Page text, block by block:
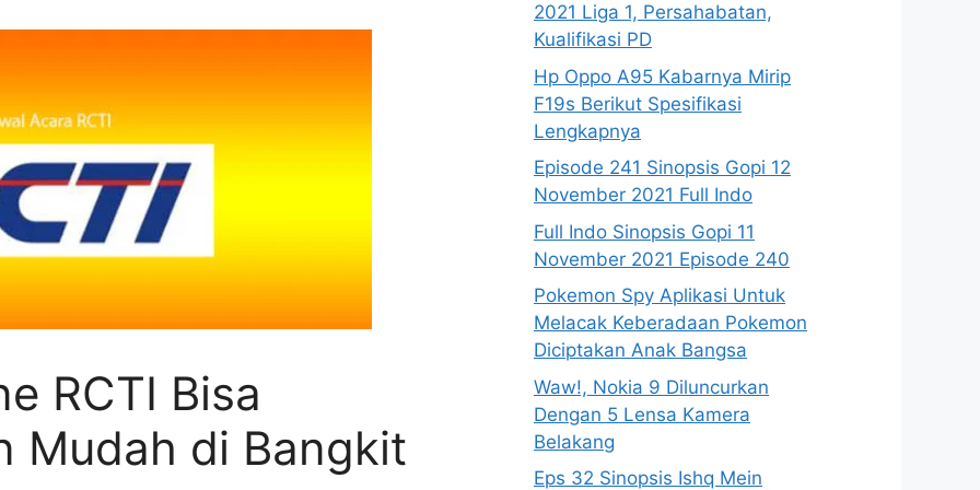
RCTI Bisa
Mudah di Bangkit
2021 Liga 1, Persahabatan,
Kualifikasi PD
Hp Oppo A95 Kabarnya Mirip
F19s Berikut Spesifikasi
Lengkapnya
Episode 241 Sinopsis Gopi 12
November 2021 Full Indo
Full Indo Sinopsis Gopi 11
November 2021 Episode 240
Pokemon Spy Aplikasi Untuk
Melacak Keberadaan Pokemon
Diciptakan Anak Bangsa
Waw!, Nokia 9 Diluncurkan
Dengan 5 Lensa Kamera
Belakang
Eps 32 Sinopsis Ishq Mein